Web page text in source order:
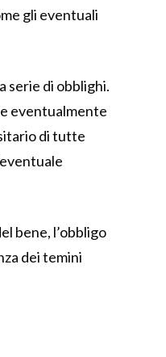
gli eventuali
serie di obblighi.
eventualmente
di tutte
bene, l’obbligo
dei temini